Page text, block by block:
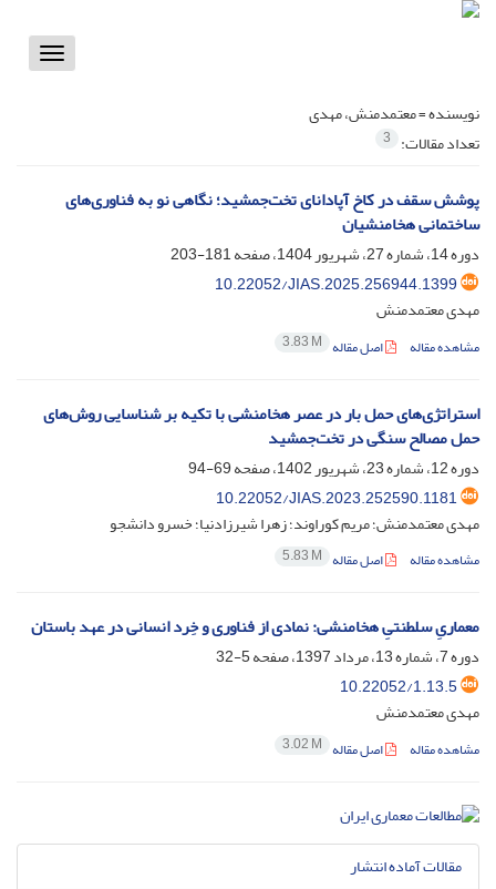
Toggle
نویسنده =معتمدمنش، مهدی
تعداد مقالات: 3
پوشش سقف در کاخ آپادانای تخت‌جمشید؛ نگاهی نو به فناوری‌های
ساختمانی هخامنشیان
دوره 14، شماره 27، شهریور 1404، صفحه
181-203
10.22052/JIAS.2025.256944.1399
مهدی معتمدمنش
مشاهده مقاله اصل مقاله 3.83 M
استراتژی‌های حمل بار در عصر هخامنشی با تکیه بر شناسایی روش‌های
حمل مصالح سنگی در تخت‌جمشید
دوره 12، شماره 23، شهریور 1402، صفحه
69-94
10.22052/JIAS.2023.252590.1181
مهدی معتمدمنش؛ مریم کوراوند؛ زهرا شیرزادنیا؛ خسرو دانشجو
مشاهده مقاله اصل مقاله 5.83 M
معماریِ سلطنتیِ هخامنشی: نمادی از فناوری و خِرد انسانی در عهد باستان
دوره 7، شماره 13، مرداد 1397، صفحه
5-32
10.22052/1.13.5
مهدی معتمدمنش
مشاهده مقاله اصل مقاله 3.02 M
مقالات آماده انتشار